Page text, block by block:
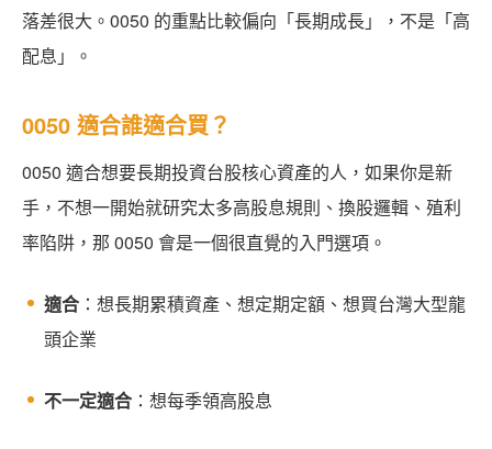
落差很大。0050 的重點比較偏向「長期成長」，不是「高
配息」。
0050 適合誰適合買？
0050 適合想要長期投資台股核心資產的人，如果你是新
手，不想一開始就研究太多高股息規則、換股邏輯、殖利
率陷阱，那 0050 會是一個很直覺的入門選項。
適合 ：想長期累積資產、想定期定額、想買台灣大型龍
頭企業
不一定適合 ：想每季領高股息